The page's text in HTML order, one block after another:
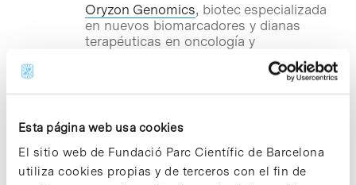
Esta página web usa cookies
El sitio web de Fundació Parc Científic de Barcelona
utiliza cookies propias y de terceros con el fin de
Oryzon Genomics, biotec especializada
en nuevos biomarcadores y dianas
terapéuticas en oncología y
enfermedades neurodegenerativas –con
sede social el Parc Científic de
Pharmaceuticals
nuevas moléculas terapéuticas en
cáncer, ubicada también en el PCB. Esta
adquisición se realizará mediante una